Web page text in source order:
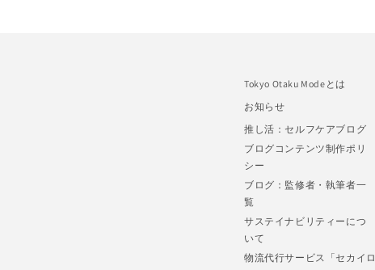
Tokyo Otaku Modeとは
お知らせ
推し活：セルフケアブログ
ブログコンテンツ制作ポリ
シー
ブログ：監修者・執筆者一
覧
サステイナビリティーにつ
いて
物流代行サービス「セカイロ